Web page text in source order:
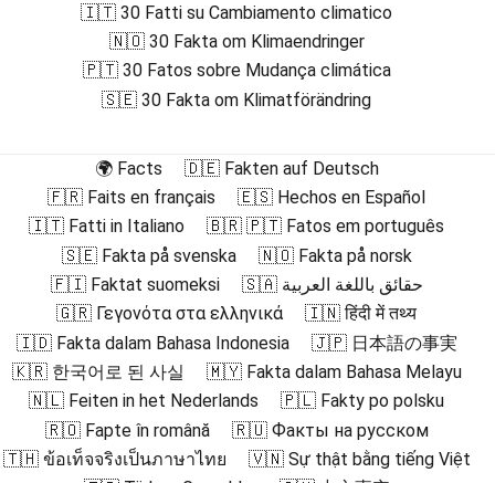
🇮🇹 30 Fatti su Cambiamento climatico
🇳🇴 30 Fakta om Klimaendringer
🇵🇹 30 Fatos sobre Mudança climática
🇸🇪 30 Fakta om Klimatförändring
🌍 Facts
🇩🇪 Fakten auf Deutsch
🇫🇷 Faits en français
🇪🇸 Hechos en Español
🇮🇹 Fatti in Italiano
🇧🇷 🇵🇹 Fatos em português
🇸🇪 Fakta på svenska
🇳🇴 Fakta på norsk
🇫🇮 Faktat suomeksi
🇸🇦 حقائق باللغة العربية
🇬🇷 Γεγονότα στα ελληνικά
🇮🇳 हिंदी में तथ्य
🇮🇩 Fakta dalam Bahasa Indonesia
🇯🇵 日本語の事実
🇰🇷 한국어로 된 사실
🇲🇾 Fakta dalam Bahasa Melayu
🇳🇱 Feiten in het Nederlands
🇵🇱 Fakty po polsku
🇷🇴 Fapte în română
🇷🇺 Факты на русском
🇹🇭 ข้อเท็จจริงเป็นภาษาไทย
🇻🇳 Sự thật bằng tiếng Việt